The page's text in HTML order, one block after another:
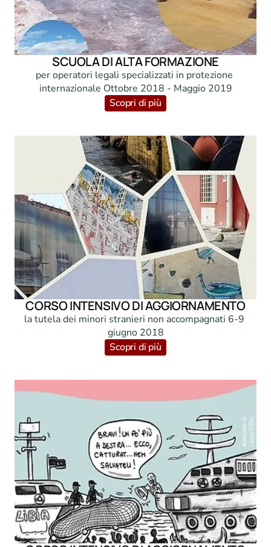
SCUOLA DI ALTA FORMAZIONE
per operatori legali specializzati in protezione
internazionale Ottobre 2018 - Maggio 2019
Scopri di più
CORSO INTENSIVO DI AGGIORNAMENTO
la tutela dei minori stranieri non accompagnati 6-9
giugno 2018
Scopri di più